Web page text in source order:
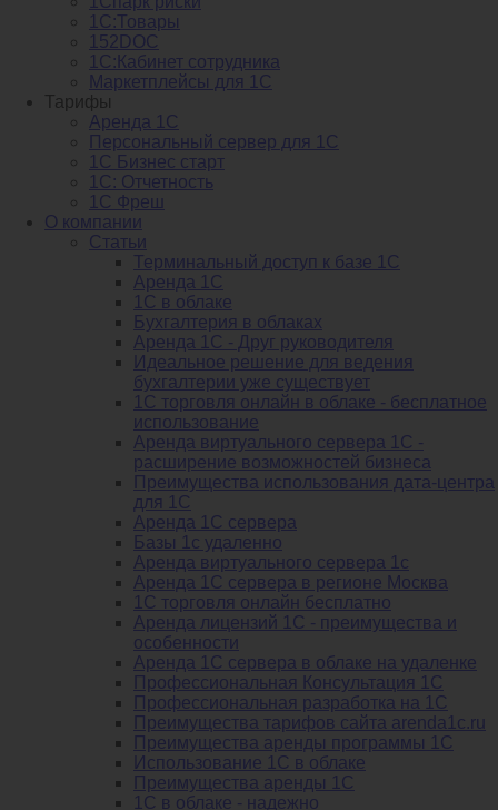
1С:Товары
152DOC
1С:Кабинет сотрудника
Маркетплейсы для 1С
Тарифы
Аренда 1С
Персональный сервер для 1С
1С Бизнес старт
1С: Отчетность
1C Фреш
О компании
Статьи
Терминальный доступ к базе 1С
Аренда 1С
1С в облаке
Бухгалтерия в облаках
Аренда 1С - Друг руководителя
Идеальное решение для ведения
бухгалтерии уже существует
1С торговля онлайн в облаке - бесплатное
использование
Аренда виртуального сервера 1С -
расширение возможностей бизнеса
Преимущества использования дата-центра
для 1С
Аренда 1С сервера
Базы 1с удаленно
Аренда виртуального сервера 1с
Аренда 1С сервера в регионе Москва
1С торговля онлайн бесплатно
Аренда лицензий 1С - преимущества и
особенности
Аренда 1С сервера в облаке на удаленке
Профессиональная Консультация 1С
Профессиональная разработка на 1С
Преимущества тарифов сайта arenda1c.ru
Преимущества аренды программы 1С
Использование 1С в облаке
Преимущества аренды 1С
1С в облаке - надежно